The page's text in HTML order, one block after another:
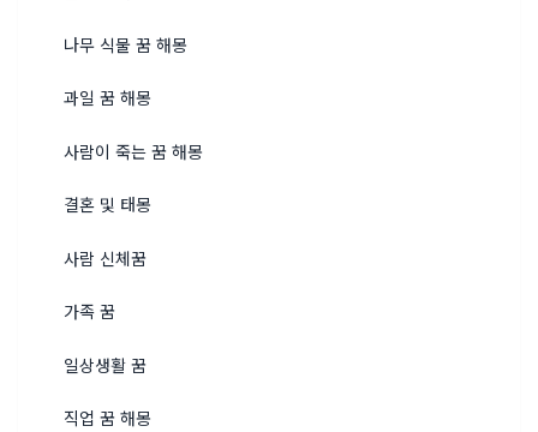
나무 식물 꿈 해몽
과일 꿈 해몽
사람이 죽는 꿈 해몽
결혼 및 태몽
사람 신체꿈
가족 꿈
일상생활 꿈
직업 꿈 해몽